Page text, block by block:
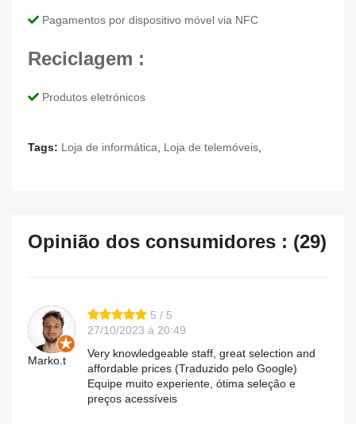
Pagamentos por dispositivo móvel via NFC
Reciclagem :
Produtos eletrónicos
Tags: Loja de informática Loja de telemóveis
Opinião dos consumidores : (29)
Marko.t
5 / 5
27/10/2023 à 20:49
Very knowledgeable staff, great selection and
affordable prices (Traduzido pelo Google)
Equipe muito experiente, ótima seleção e
preços acessíveis